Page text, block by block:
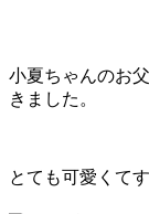
小夏ちゃんのお
きました。
とても可愛くて